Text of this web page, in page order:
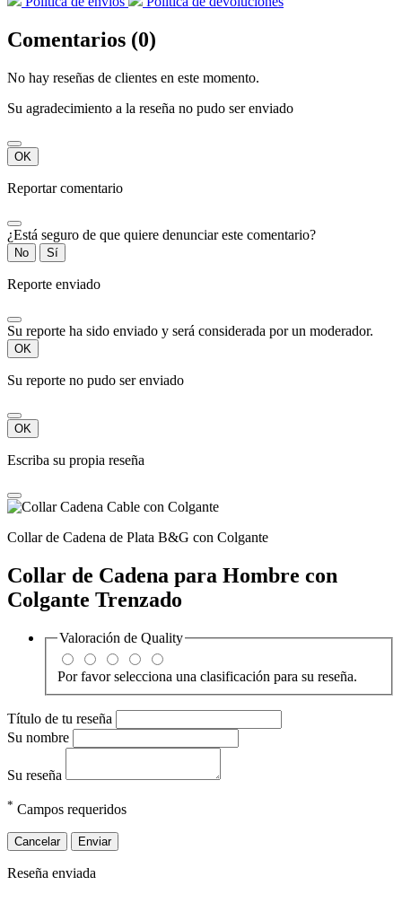
Comentarios (0)
No hay reseñas de clientes en este momento.
Su agradecimiento a la reseña no pudo ser enviado
OK
Reportar comentario
¿Está seguro de que quiere denunciar este comentario?
No Sí
Reporte enviado
Su reporte ha sido enviado y será considerada por un moderador.
OK
Su reporte no pudo ser enviado
OK
Escriba su propia reseña
Collar de Cadena de Plata B&G con Colgante
Collar de Cadena para Hombre con
Colgante Trenzado
Valoración de Quality
Por favor selecciona una clasificación para su reseña.
Título de tu reseña
Su nombre
Su reseña
* Campos requeridos
Cancelar Enviar
Reseña enviada